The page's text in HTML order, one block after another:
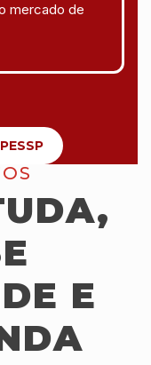
mercado de
E